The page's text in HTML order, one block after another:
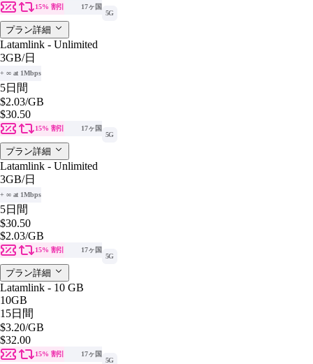
15% 割引
17ヶ国
5G
プラン詳細
Latamlink - Unlimited
3GB/日
+ ∞ at 1Mbps
5日間
$2.03/GB
$30.50
15% 割引
17ヶ国
5G
プラン詳細
Latamlink - Unlimited
3GB/日
+ ∞ at 1Mbps
5日間
$30.50
$2.03/GB
15% 割引
17ヶ国
5G
プラン詳細
Latamlink - 10 GB
10GB
15日間
$3.20/GB
$32.00
15% 割引
17ヶ国
5G